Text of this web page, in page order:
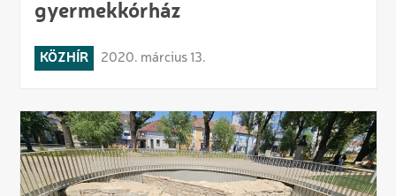
gyermekkórház
KÖZHÍR 2020. március 13.